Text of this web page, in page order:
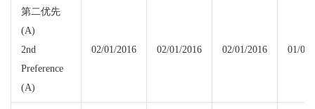
第二优先
(A)
2nd
Preference
(A)
02/01/2016 02/01/2016 02/01/2016 01/01/